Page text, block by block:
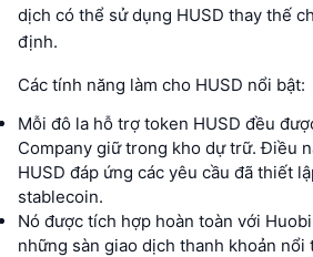
dịch có thể sử dụng HUSD thay thế
định.
Các tính năng làm cho HUSD nổi bật:
Mỗi đô la hỗ trợ token HUSD đều
Company giữ trong kho dự trữ. Điều
HUSD đáp ứng các yêu cầu đã thiết
stablecoin.
Nó được tích hợp hoàn toàn với
những sàn giao dịch thanh khoản